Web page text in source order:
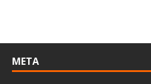
META